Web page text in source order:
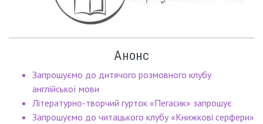
Анонс
Запрошуємо до дитячого розмовного клубу
англійської мови
Літературно-творчий гурток «Пегасик» запрошує
Запрошуємо до читацького клубу «Книжкові серфери»